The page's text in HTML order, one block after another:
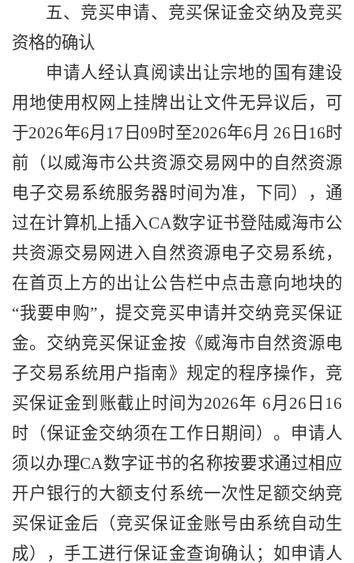
五、竞买申请、竞买保证金交纳及竞买
资格的确认
申请人经认真阅读出让宗地的国有建设
用地使用权网上挂牌出让文件无异议后，可
于2026年6月 17 日 09时至2026年6月 26 日 16时
前（以威海市公共资源交易网中的 自然资源
电子交易系统服务器时间为准，下同），通
过在计算机上插入CA数字证书登陆威海市公
共资源交易网进入 自然资源电子交易系统，
在首页上方的出让公告栏中点击意向地块的
“我要申购”，提交竞买申请并交纳竞买保证
金。交纳竞买保证金按《威海市自然资源电
子交易系统用户 指南》规定的程序操作，竞
买保证金到账截止时间为2026年 6月 26 日 16
时（保证金交纳须在工作日期间）。申请人
须以办理CA数字证书的名称按要求通过相应
开户银行的大额支付系统一次性足额交纳竞
买保证金后（竞买保证金账号由系统自动生
成），手工进行保证金查询确认；如申请人